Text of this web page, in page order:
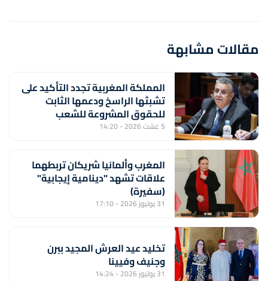
مقالات مشابهة
المملكة المغربية تجدد التأكيد على
تشبثها الراسخ ودعمها الثابت
للحقوق المشروعة للشعب
الفلسطيني الشقيق (السيد وهبي)
5 غشت 2026 - 14:20
المغرب وألمانيا شريكان تربطهما
علاقات تشهد "دينامية إيجابية"
(سفيرة)
31 يوليوز 2026 - 17:10
تخليد عيد العرش المجيد ببرن
وجنيف وفيينا
31 يوليوز 2026 - 14:24